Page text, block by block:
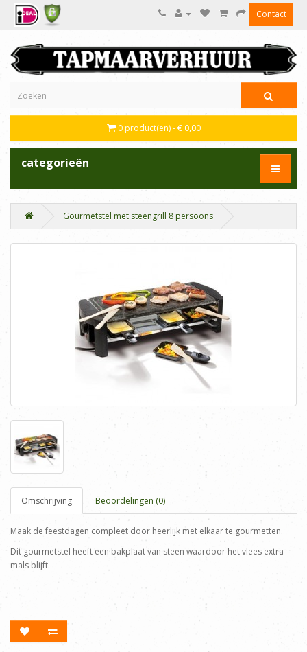
Contact
0 product(en) - € 0,00
categorieën
Gourmetstel met steengrill 8 persoons
Omschrijving Beoordelingen (0)
Maak de feestdagen compleet door heerlijk met elkaar te gourmetten.
Dit gourmetstel heeft een bakplaat van steen waardoor het vlees extra
mals blijft.